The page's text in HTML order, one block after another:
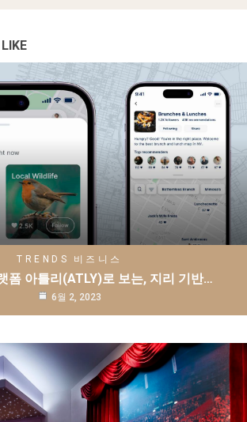
TRENDS 비즈니스
폼 아틀리(ATLY)로 보는, 지리 기반…
6월 2, 2023